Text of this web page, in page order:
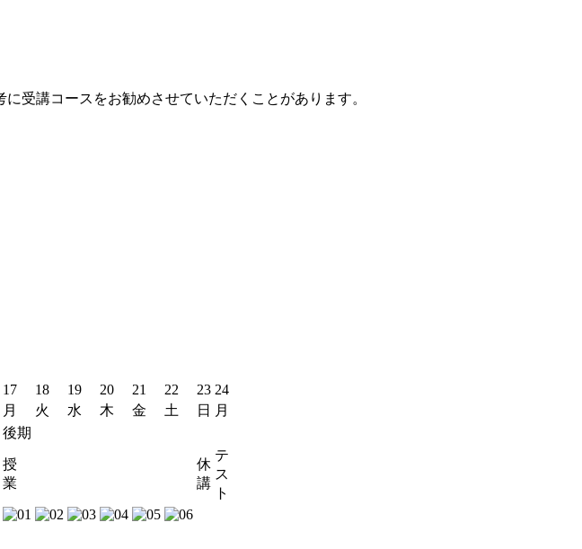
受講コースをお勧めさせていただくことがあります。
17 18 19 20 21 22 23 24
月 火 水 木 金 土 日 月
後期
授
業
休
講
テ
ス
ト